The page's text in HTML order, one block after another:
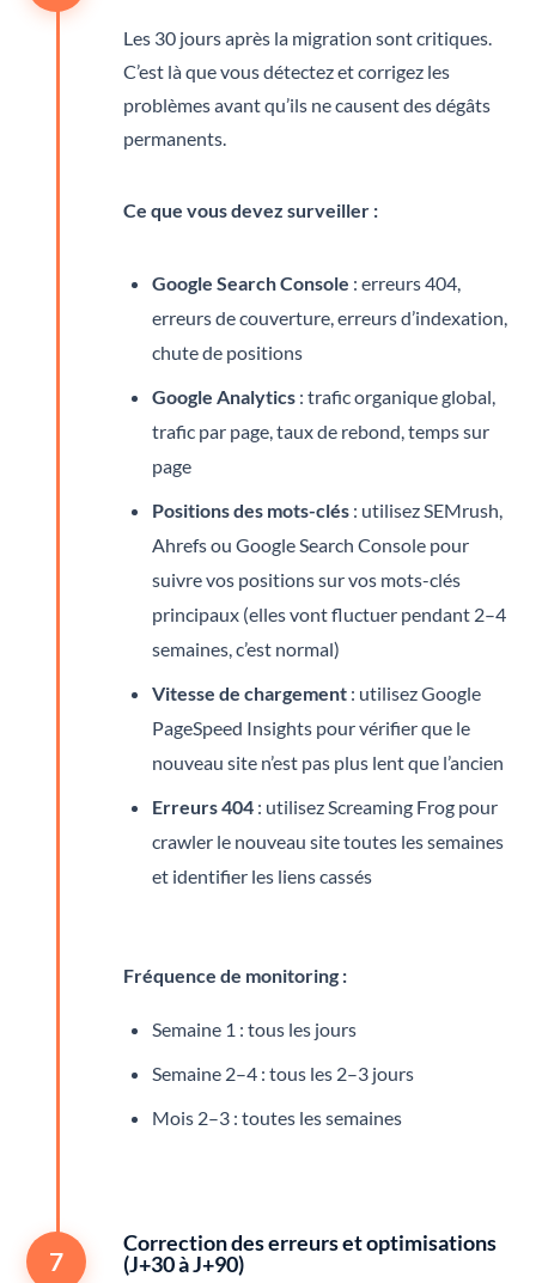
Les 30 jours après la migration sont critiques.
C’est là que vous détectez et corrigez les
problèmes avant qu’ils ne causent des dégâts
permanents.
Ce que vous devez surveiller :
Google Search Console : erreurs 404,
erreurs de couverture, erreurs d’indexation,
chute de positions
Google Analytics : trafic organique global,
trafic par page, taux de rebond, temps sur
page
Positions des mots-clés : utilisez SEMrush,
Ahrefs ou Google Search Console pour
suivre vos positions sur vos mots-clés
principaux (elles vont fluctuer pendant 2–4
semaines, c’est normal)
Vitesse de chargement : utilisez Google
PageSpeed Insights pour vérifier que le
nouveau site n’est pas plus lent que l’ancien
Erreurs 404 : utilisez Screaming Frog pour
crawler le nouveau site toutes les semaines
et identifier les liens cassés
Fréquence de monitoring :
Semaine 1 : tous les jours
Semaine 2–4 : tous les 2–3 jours
Mois 2–3 : toutes les semaines
7
Correction des erreurs et optimisations
(J+30 à J+90)